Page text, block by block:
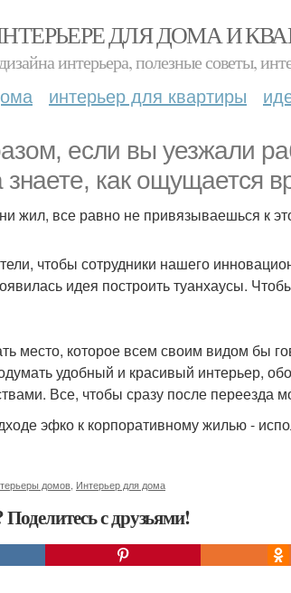
ДЛЯ ДОМА И
интерьера, полезные советы,
интерьер для квартиры
если вы уезжали
знаете, как ощущается
жил, все равно не привязываешься к
чтобы сотрудники нашего
идея построить туанхаусы.
место, которое всем своим видом бы
удобный и красивый интерьер,
Все, чтобы сразу после переезда
эфко к корпоративному жилью -
домов Интерьер для дома
с друзьями!